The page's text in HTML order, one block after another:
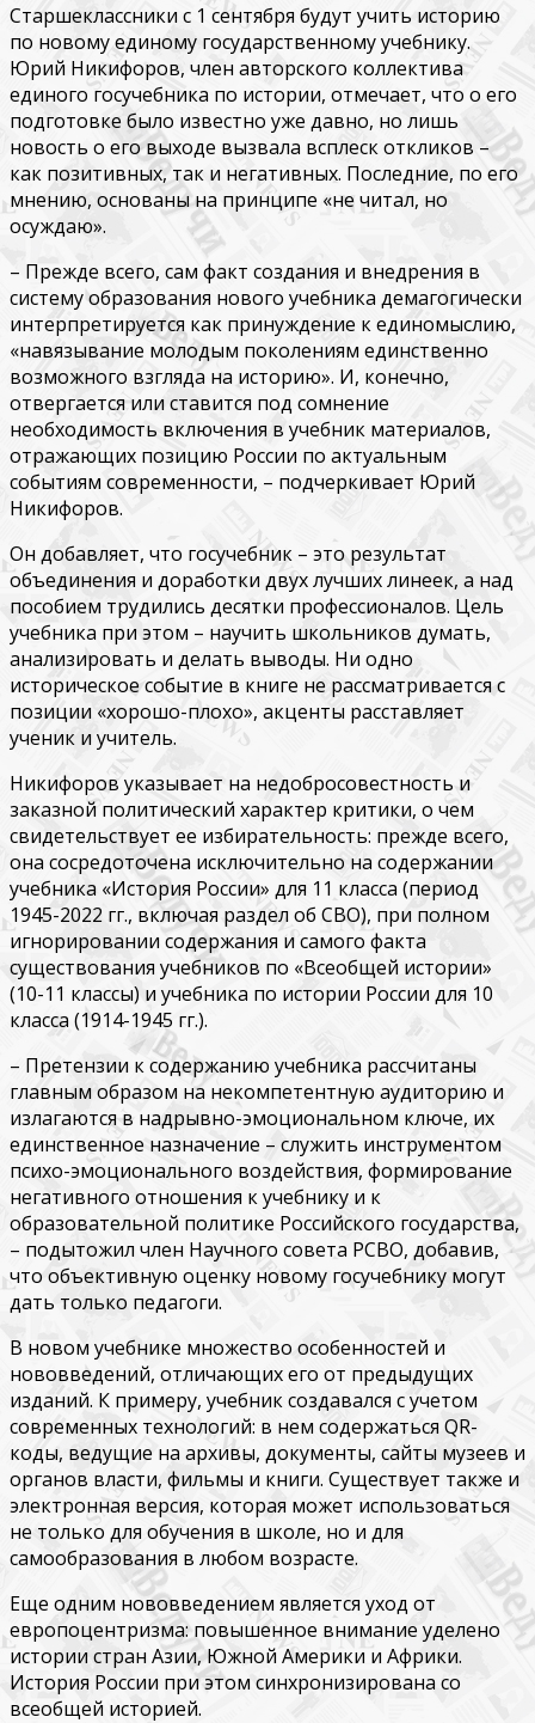
Старшеклассники с 1 сентября будут учить историю
по новому единому государственному учебнику.
Юрий Никифоров, член авторского коллектива
единого госучебника по истории, отмечает, что о его
подготовке было известно уже давно, но лишь
новость о его выходе вызвала всплеск откликов –
как позитивных, так и негативных. Последние, по его
мнению, основаны на принципе «не читал, но
осуждаю».
– Прежде всего, сам факт создания и внедрения в
систему образования нового учебника демагогически
интерпретируется как принуждение к единомыслию,
«навязывание молодым поколениям единственно
возможного взгляда на историю». И, конечно,
отвергается или ставится под сомнение
необходимость включения в учебник материалов,
отражающих позицию России по актуальным
событиям современности, – подчеркивает Юрий
Никифоров.
Он добавляет, что госучебник – это результат
объединения и доработки двух лучших линеек, а над
пособием трудились десятки профессионалов. Цель
учебника при этом – научить школьников думать,
анализировать и делать выводы. Ни одно
историческое событие в книге не рассматривается с
позиции «хорошо-плохо», акценты расставляет
ученик и учитель.
Никифоров указывает на недобросовестность и
заказной политический характер критики, о чем
свидетельствует ее избирательность: прежде всего,
она сосредоточена исключительно на содержании
учебника «История России» для 11 класса (период
1945-2022 гг., включая раздел об СВО), при полном
игнорировании содержания и самого факта
существования учебников по «Всеобщей истории»
(10-11 классы) и учебника по истории России для 10
класса (1914-1945 гг.).
– Претензии к содержанию учебника рассчитаны
главным образом на некомпетентную аудиторию и
излагаются в надрывно-эмоциональном ключе, их
единственное назначение – служить инструментом
психо-эмоционального воздействия, формирование
негативного отношения к учебнику и к
образовательной политике Российского государства,
– подытожил член Научного совета РСВО, добавив,
что объективную оценку новому госучебнику могут
дать только педагоги.
В новом учебнике множество особенностей и
нововведений, отличающих его от предыдущих
изданий. К примеру, учебник создавался с учетом
современных технологий: в нем содержаться QR-
коды, ведущие на архивы, документы, сайты музеев и
органов власти, фильмы и книги. Существует также и
электронная версия, которая может использоваться
не только для обучения в школе, но и для
самообразования в любом возрасте.
Еще одним нововведением является уход от
европоцентризма: повышенное внимание уделено
истории стран Азии, Южной Америки и Африки.
История России при этом синхронизирована со
всеобщей историей.